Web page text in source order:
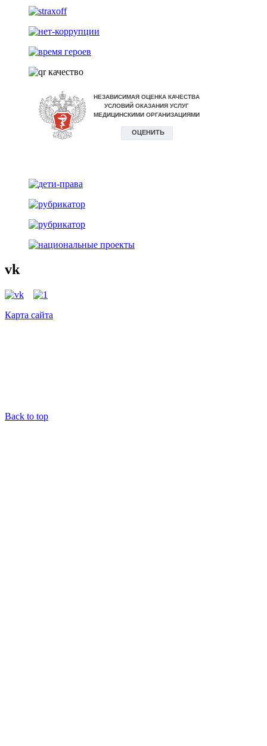
vk
Карта сайта
Back to top